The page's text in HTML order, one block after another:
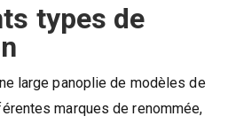
types de
large panoplie de modèles de
marques de renommée,